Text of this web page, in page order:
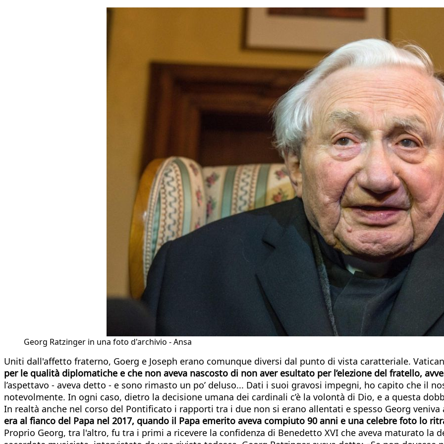
Georg Ratzinger in una foto d'archivio - Ansa
Uniti dall'affetto fraterno, Goerg e Joseph erano comunque diversi dal punto di vista caratteriale.
per le qualità diplomatiche e che non aveva nascosto di non aver esultato per l’elezione del fratello,
l’aspettavo - aveva detto - e sono rimasto un po’ deluso... Dati i suoi gravosi impegni, ho capito che il
notevolmente. In ogni caso, dietro la decisione umana dei cardinali c’è la volontà di Dio, e a questa
In realtà anche nel corso del Pontificato i rapporti tra i due non si erano allentati e spesso Georg veniva
era al fianco del Papa nel 2017, quando il Papa emerito aveva compiuto 90 anni e una celebre foto lo
Proprio Georg, tra l'altro, fu tra i primi a ricevere la confidenza di Benedetto XVI che aveva maturato la